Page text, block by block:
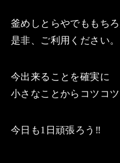
釜めしとらやでももち
是非、ご利用ください。
今出来ることを確実に
小さなことからコツコツ
今日も1日頑張ろう‼️